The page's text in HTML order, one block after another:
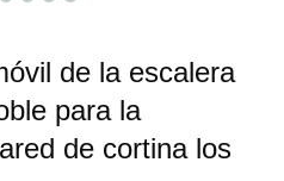
de la escalera
para la
de cortina los